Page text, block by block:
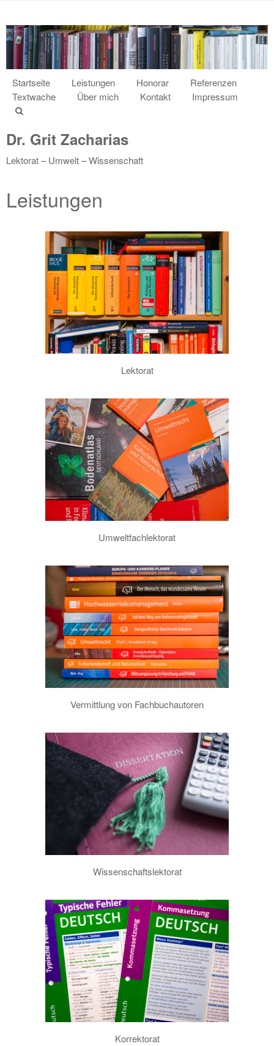
Startseite Leistungen Honorar
Referenzen
Textwache
Über mich Kontakt Impressum
Dr. Grit Zacharias
Lektorat – Umwelt – Wissenschaft
Leistungen
Lektorat
Umweltfachlektorat
Vermittlung von Fachbuchautoren
Wissenschaftslektorat
Korrektorat